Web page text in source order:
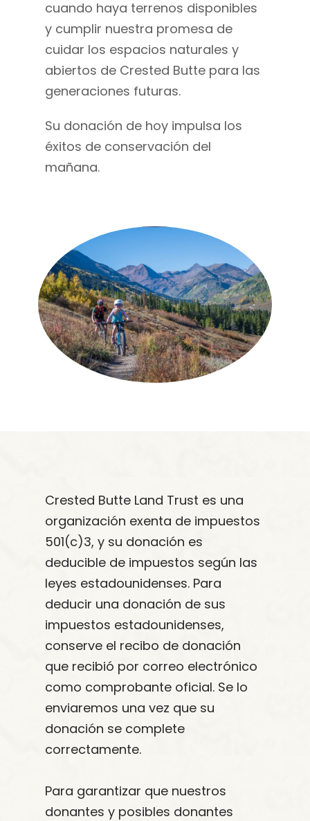
cuando haya terrenos disponibles
y cumplir nuestra promesa de
cuidar los espacios naturales y
abiertos de Crested Butte para las
generaciones futuras.
Su donación de hoy impulsa los
éxitos de conservación del
mañana.
Crested Butte Land Trust es una
organización exenta de impuestos
501(c)3, y su donación es
deducible de impuestos según las
leyes estadounidenses. Para
deducir una donación de sus
impuestos estadounidenses,
conserve el recibo de donación
que recibió por correo electrónico
como comprobante oficial. Se lo
enviaremos una vez que su
donación se complete
correctamente.
Para garantizar que nuestros
donantes y posibles donantes